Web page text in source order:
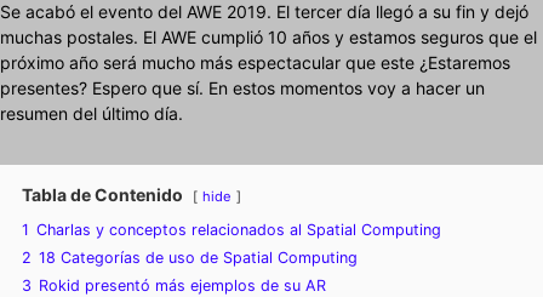
Se acabó el evento del AWE 2019. El tercer día llegó a su fin y dejó
muchas postales. El AWE cumplió 10 años y estamos seguros que el
próximo año será mucho más espectacular que este ¿Estaremos
presentes? Espero que sí. En estos momentos voy a hacer un
resumen del último día.
Tabla de Contenido hide
1 Charlas y conceptos relacionados al Spatial Computing
2 18 Categorías de uso de Spatial Computing
3 Rokid presentó más ejemplos de su AR